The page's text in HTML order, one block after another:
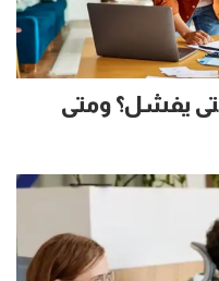
متى يفشل؟ ومتى